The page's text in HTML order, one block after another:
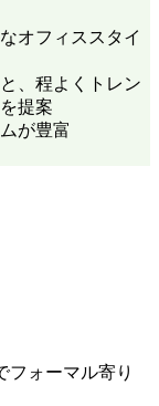
オフィススタイ
、程よくトレン
提案
が豊富
フォーマル寄り